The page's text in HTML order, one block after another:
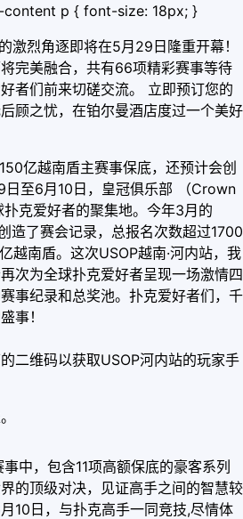
p { font-size: 18px; }
激烈角逐即将在5月29日隆重开幕！
完美融合，共有66项精彩赛事等待
者们前来切磋交流。 立即预订您的
顾之忧，在铂尔曼酒店度过一个美好
亿越南盾主赛事保底，还预计会创
至6月10日，皇冠俱乐部 （Crown
克爱好者的聚集地。今年3月的
造了赛会记录，总报名次数超过1700
越南盾。这次USOP越南·河内站，我
次为全球扑克爱好者呈现一场激情四
事纪录和总奖池。扑克爱好者们，千
事！
二维码以获取USOP河内站的玩家手
中，包含11项高额保底的豪客系列
的顶级对决，见证高手之间的智慧较
10日，与扑克高手一同竞技,尽情体